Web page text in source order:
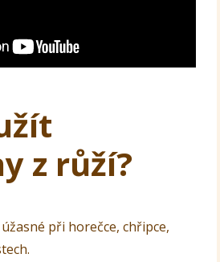
z růží?
při horečce, chřipce,